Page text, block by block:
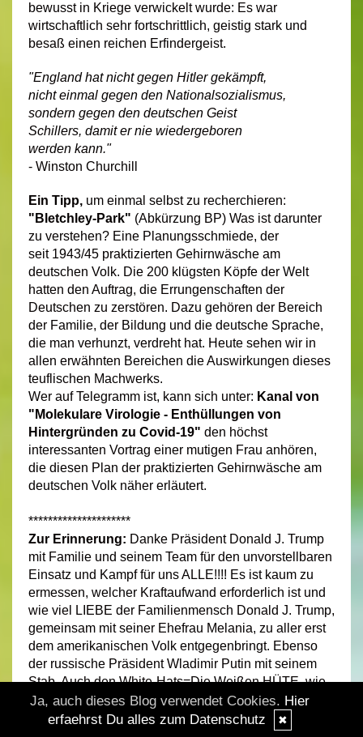
bewusst in Kriege verwickelt wurde: Es war
wirtschaftlich sehr fortschrittlich, geistig stark und
besaß einen reichen Erfindergeist.
"England hat nicht gegen Hitler gekämpft,
nicht einmal gegen den Nationalsozialismus,
sondern gegen den deutschen Geist
Schillers, damit er nie wiedergeboren
werden kann."
- Winston Churchill
Ein Tipp, um einmal selbst zu recherchieren:
"Bletchley-Park" (Abkürzung BP) Was ist darunter
zu verstehen? Eine Planungsschmiede, der
seit 1943/45 praktizierten Gehirnwäsche am
deutschen Volk. Die 200 klügsten Köpfe der Welt
hatten den Auftrag, die Errungenschaften der
Deutschen zu zerstören. Dazu gehören der Bereich
der Familie, der Bildung und die deutsche Sprache,
die man verhunzt, verdreht hat. Heute sehen wir in
allen erwähnten Bereichen die Auswirkungen dieses
teuflischen Machwerks.
Wer auf Telegramm ist, kann sich unter: Kanal von
"Molekulare Virologie - Enthüllungen von
Hintergründen zu Covid-19" den höchst
interessanten Vortrag einer mutigen Frau anhören,
die diesen Plan der praktizierten Gehirnwäsche am
deutschen Volk näher erläutert.
*********************
Zur Erinnerung: Danke Präsident Donald J. Trump
mit Familie und seinem Team für den unvorstellbaren
Einsatz und Kampf für uns ALLE!!!! Es ist kaum zu
ermessen, welcher Kraftaufwand erforderlich ist und
wie viel LIEBE der Familienmensch Donald J. Trump,
gemeinsam mit seiner Ehefrau Melania, zu aller erst
dem amerikanischen Volk entgegenbringt. Ebenso
der russische Präsident Wladimir Putin mit seinem
Stab. Auch den White-Hats=Die Weißen HÜTE, wie
dem weltweiten großartigen Militär und den
Lichtkriegern der galaktischen Föderation ein
Ja, auch dieses Blog verwendet Cookies. Hier
erfaehrst Du alles zum Datenschutz
✖